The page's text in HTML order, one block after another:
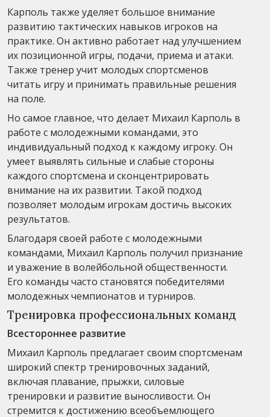
Карполь также уделяет большое внимание
развитию тактических навыков игроков на
практике. Он активно работает над улучшением
их позиционной игры, подачи, приема и атаки.
Также тренер учит молодых спортсменов
читать игру и принимать правильные решения
на поле.
Но самое главное, что делает Михаил Карполь в
работе с молодежными командами, это
индивидуальный подход к каждому игроку. Он
умеет выявлять сильные и слабые стороны
каждого спортсмена и сконцентрировать
внимание на их развитии. Такой подход
позволяет молодым игрокам достичь высоких
результатов.
Благодаря своей работе с молодежными
командами, Михаил Карполь получил признание
и уважение в волейбольной общественности.
Его команды часто становятся победителями
молодежных чемпионатов и турниров.
Тренировка профессиональных команд
Всестороннее развитие
Михаил Карполь предлагает своим спортсменам
широкий спектр тренировочных заданий,
включая плавание, прыжки, силовые
тренировки и развитие выносливости. Он
стремится к достижению всеобъемлющего